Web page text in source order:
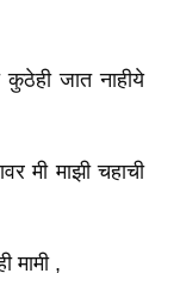
कुठेही जात नाहीये
मी माझी चहाची
मामी ,